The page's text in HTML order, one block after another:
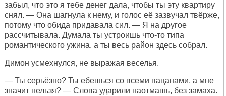
забыл, что это я тебе денег дала, чтобы ты эту квартиру
снял. — Она шагнула к нему, и голос её зазвучал твёрже,
потому что обида придавала сил. — Я на другое
рассчитывала. Думала ты устроишь что-то типа
романтического ужина, а ты весь район здесь собрал.
Димон усмехнулся, не выражая веселья.
— Ты серьёзно? Ты ебешься со всеми пацанами, а мне
значит нельзя? — Слова ударили наотмашь, без замаха.